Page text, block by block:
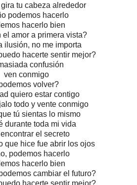
tu cabeza alrededor
podemos hacerlo
hacerlo bien
el amor a primera vista?
ilusión, no me importa
hacerte sentir mejor?
confusión
ven conmigo
volver?
quiero estar contigo
todo y vente conmigo
tú sientas lo mismo
durante toda mi vida
el secreto
que hice fue abrir los ojos
podemos hacerlo
hacerlo bien
cambiar el futuro?
hacerte sentir mejor?